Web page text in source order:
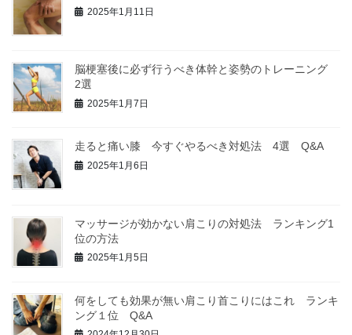
2025年1月11日
脳梗塞後に必ず行うべき体幹と姿勢のトレーニング
2選
2025年1月7日
走ると痛い膝 今すぐやるべき対処法 4選 Q&A
2025年1月6日
マッサージが効かない肩こりの対処法 ランキング1
位の方法
2025年1月5日
何をしても効果が無い肩こり首こりにはこれ ランキ
ング１位 Q&A